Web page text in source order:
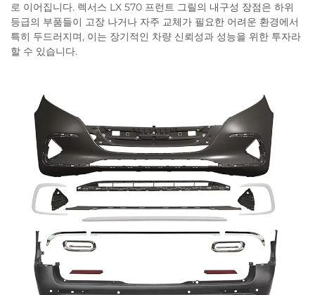
로 이어집니다. 렉서스 LX 570 프런트 그릴의 내구성 장점은 하위
등급의 부품들이 고장 나거나 자주 교체가 필요한 어려운 환경에서
특히 두드러지며, 이는 장기적인 차량 신뢰성과 성능을 위한 투자라
할 수 있습니다.